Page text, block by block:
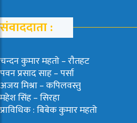
संवाददाता :
चन्दन कुमार महताे – राैतहट
पवन प्रसाद साह – पर्सा
अजय मिश्रा – कपिलवस्तु
महेश सिंह – सिरहा
प्राविधिक : बिबेक कुमार महतो